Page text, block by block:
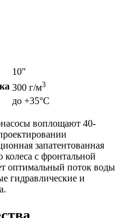
10"
300 г/м3
до +35°C
воплощают 40-
запатентованная
колеса с фронтальной
оптимальный поток воды
гидравлические и